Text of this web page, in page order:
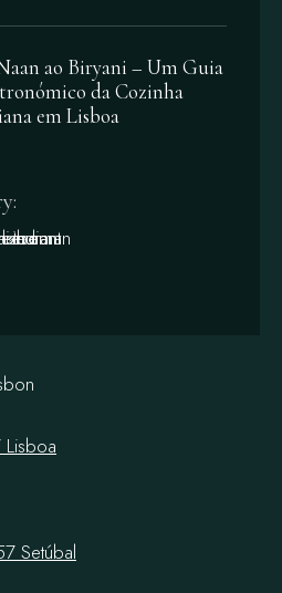
ao Biryani – Um Guia
da Cozinha
em Lisboa
Setúbal